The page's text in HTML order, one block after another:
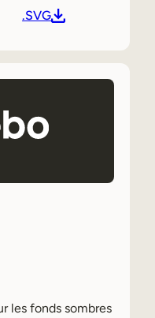
.SVG
les fonds sombres